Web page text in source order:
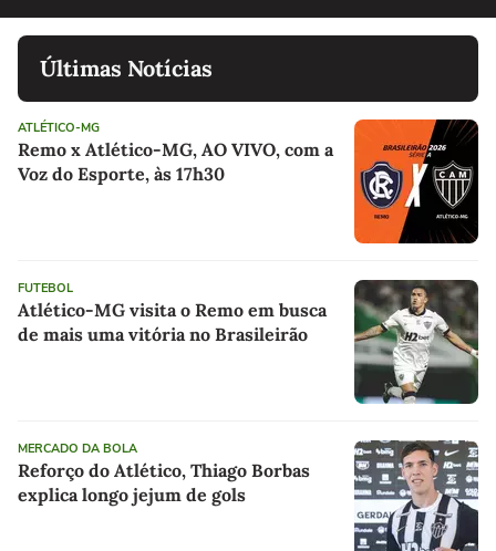
Últimas Notícias
ATLÉTICO-MG
Remo x Atlético-MG, AO VIVO, com a
Voz do Esporte, às 17h30
FUTEBOL
Atlético-MG visita o Remo em busca
de mais uma vitória no Brasileirão
MERCADO DA BOLA
Reforço do Atlético, Thiago Borbas
explica longo jejum de gols